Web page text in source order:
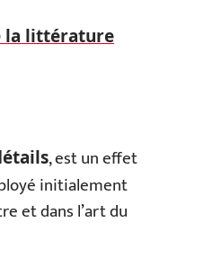
la littérature
, est un effet
initialement
et dans l’art du